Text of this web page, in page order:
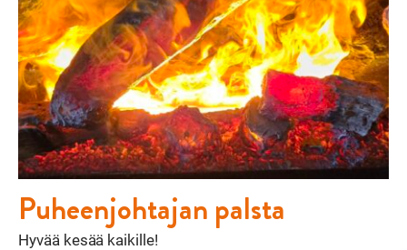
Puheenjohtajan palsta
Hyvää kesää kaikille!